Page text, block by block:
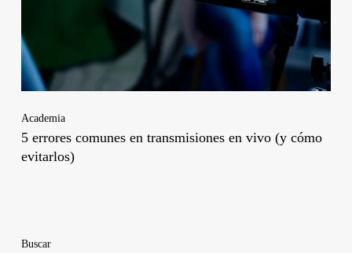
Academia
5 errores comunes en transmisiones en vivo (y cómo
evitarlos)
Buscar